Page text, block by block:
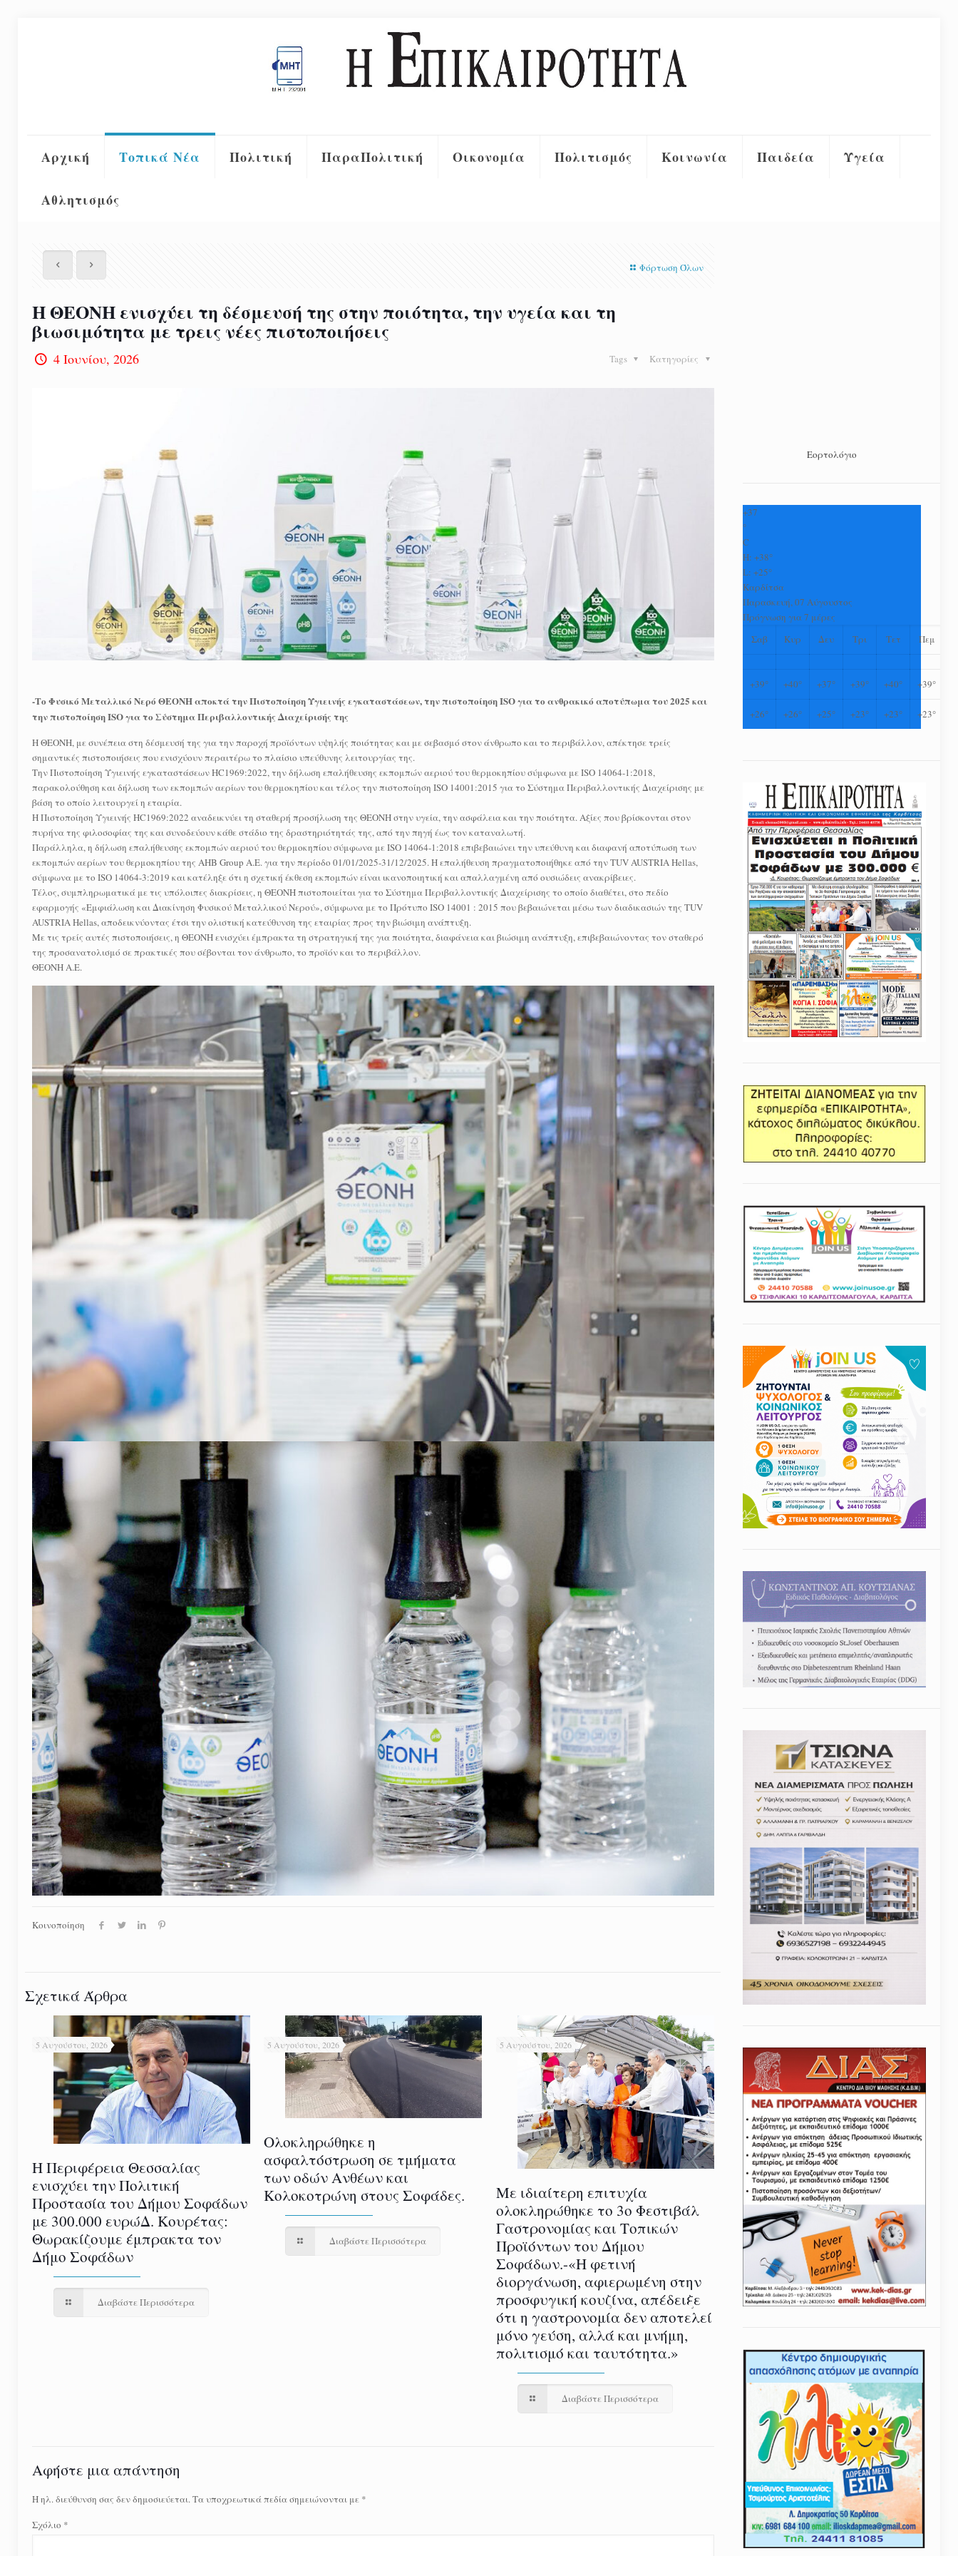
Αρχική Τοπικά Νέα Πολιτική ΠαραΠολιτική Οικονομία Πολιτισμός Κοινωνία Παιδεία Υγεία
Αθλητισμός
Φόρτωση Όλων
Η ΘΕΟΝΗ ενισχύει τη δέσμευσή της στην ποιότητα, την υγεία και τη
βιωσιμότητα με τρεις νέες πιστοποιήσεις
4 Ιουνίου, 2026 Κατηγορίες
Tags
-Το Φυσικό Μεταλλικό Νερό ΘΕΟΝΗ αποκτά την Πιστοποίηση Υγιεινής εγκαταστάσεων, την πιστοποίηση ISO για το ανθρακικό αποτύπωμα του 2025 και
την πιστοποίηση ISO για το Σύστημα Περιβαλλοντικής Διαχείρισής της
Η ΘΕΟΝΗ, με συνέπεια στη δέσμευσή της για την παροχή προϊόντων υψηλής ποιότητας και με σεβασμό στον άνθρωπο και το περιβάλλον, απέκτησε τρείς
σημαντικές πιστοποιήσεις που ενισχύουν περαιτέρω το πλαίσιο υπεύθυνης λειτουργίας της.
Την Πιστοποίηση Υγιεινής εγκαταστάσεων HC1969:2022, την δήλωση επαλήθευσης εκπομπών αεριού του θερμοκηπίου σύμφωνα με ISO 14064-1:2018,
παρακολούθηση και δήλωση των εκπομπών αερίων του θερμοκηπίου και τέλος την πιστοποίηση ISO 14001:2015 για το Σύστημα Περιβαλλοντικής Διαχείρισης με
βάση το οποίο λειτουργεί η εταιρία.
Η Πιστοποίηση Υγιεινής HC1969:2022 αναδεικνύει τη σταθερή προσήλωση της ΘΕΟΝΗ στην υγεία, την ασφάλεια και την ποιότητα. Αξίες που βρίσκονται στον
πυρήνα της φιλοσοφίας της και συνοδεύουν κάθε στάδιο της δραστηριότητάς της, από την πηγή έως τον καταναλωτή.
Παράλληλα, η δήλωση επαλήθευσης εκπομπών αεριού του θερμοκηπίου σύμφωνα με ISO 14064-1:2018 επιβεβαιώνει την υπεύθυνη και διαφανή αποτύπωση των
εκπομπών αερίων του θερμοκηπίου της ΑΗΒ Group Α.Ε. για την περίοδο 01/01/2025-31/12/2025. Η επαλήθευση πραγματοποιήθηκε από την TUV AUSTRIA Hellas,
σύμφωνα με το ISO 14064-3:2019 και κατέληξε ότι η σχετική έκθεση εκπομπών είναι ικανοποιητική και απαλλαγμένη από ουσιώδεις ανακρίβειες.
Τέλος, συμπληρωματικά με τις υπόλοιπες διακρίσεις, η ΘΕΟΝΗ πιστοποιείται για το Σύστημα Περιβαλλοντικής Διαχείρισης το οποίο διαθέτει, στο πεδίο
εφαρμογής «Εμφιάλωση και Διακίνηση Φυσικού Μεταλλικού Νερού», σύμφωνα με το Πρότυπο ISO 14001 : 2015 που βεβαιώνεται μέσω των διαδικασιών της TUV
AUSTRIA Hellas, αποδεικνύοντας έτσι την ολιστική κατεύθυνση της εταιρίας προς την βιώσιμη ανάπτυξη.
Με τις τρείς αυτές πιστοποιήσεις, η ΘΕΟΝΗ ενισχύει έμπρακτα τη στρατηγική της για ποιότητα, διαφάνεια και βιώσιμη ανάπτυξη, επιβεβαιώνοντας τον σταθερό
της προσανατολισμό σε πρακτικές που σέβονται τον άνθρωπο, το προϊόν και το περιβάλλον.
ΘΕΟΝΗ Α.Ε.
Κοινοποίηση
Σχετικά Άρθρα
5 Αυγούστου, 2026
Η Περιφέρεια Θεσσαλίας
ενισχύει την Πολιτική
Προστασία του Δήμου Σοφάδων
με 300.000 ευρώΔ. Κουρέτας:
Θωρακίζουμε έμπρακτα τον
Δήμο Σοφάδων
Διαβάστε Περισσότερα
5 Αυγούστου, 2026
Ολοκληρώθηκε η
ασφαλτόστρωση σε τμήματα
των οδών Ανθέων και
Κολοκοτρώνη στους Σοφάδες.
Διαβάστε Περισσότερα
5 Αυγούστου, 2026
Με ιδιαίτερη επιτυχία
ολοκληρώθηκε το 3ο Φεστιβάλ
Γαστρονομίας και Τοπικών
Προϊόντων του Δήμου
Σοφάδων.-«Η φετινή
διοργάνωση, αφιερωμένη στην
προσφυγική κουζίνα, απέδειξε
ότι η γαστρονομία δεν αποτελεί
μόνο γεύση, αλλά και μνήμη,
πολιτισμό και ταυτότητα.»
Διαβάστε Περισσότερα
Αφήστε μια απάντηση
Η ηλ. διεύθυνση σας δεν δημοσιεύεται.Τα υποχρεωτικά πεδία σημειώνονται με *
Σχόλιο *
Εορτολόγιο
+37
°
C
H:+38°
L:+25°
Καρδίτσα
Παρασκευή, 07 Αύγουστος
Πρόγνωση για 7 μέρες
Σαβ
Κυρ Δευ Τρι Τετ Πεμ
+39° +40° +37° +39° +40° +39°
+26° +26° +25° +23° +23° +23°